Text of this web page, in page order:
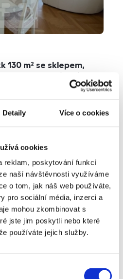
Detaily Více o cookies
cookies
reklam, poskytování funkcí
naší návštěvnosti využíváme
o tom, jak náš web používáte,
pro sociální média, inzerci a
mohou zkombinovat s
jste jim poskytli nebo které
používáte jejich služby.
130 m² se sklepem,
výtah